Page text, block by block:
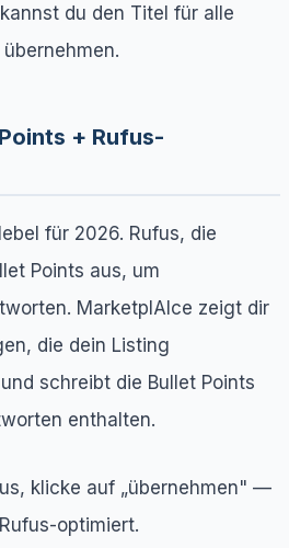
du den Titel für alle
+ Rufus-
für 2026. Rufus, die
Points aus, um
MarketplAIce zeigt dir
die dein Listing
schreibt die Bullet Points
enthalten.
klicke auf „übernehmen" —
optimiert.